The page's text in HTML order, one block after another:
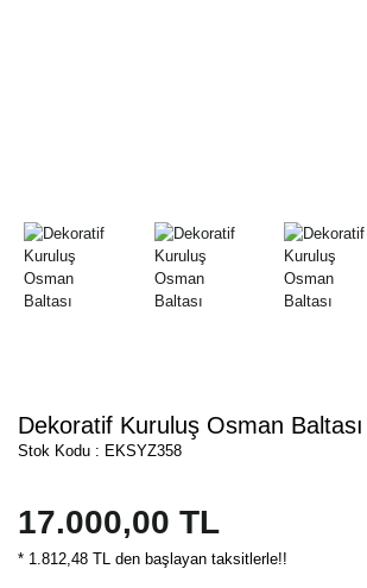
Dekoratif Kuruluş Osman Baltası
Stok Kodu : EKSYZ358
17.000,00 TL
* 1.812,48 TL den başlayan taksitlerle!!